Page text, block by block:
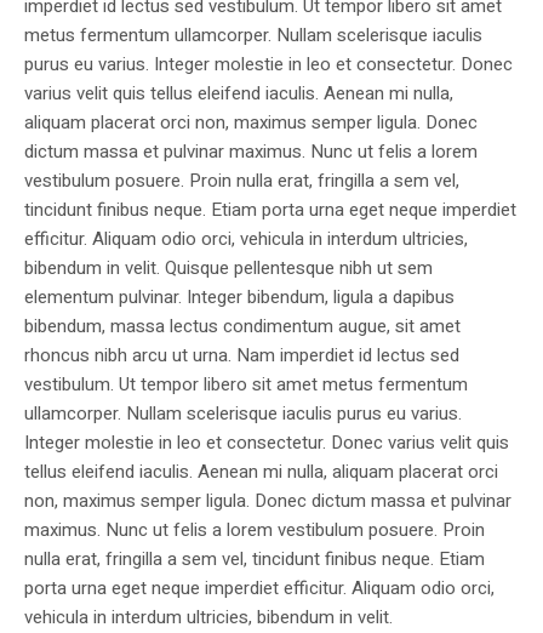
imperdiet id lectus sed vestibulum. Ut tempor libero sit amet
metus fermentum ullamcorper. Nullam scelerisque iaculis
purus eu varius. Integer molestie in leo et consectetur. Donec
varius velit quis tellus eleifend iaculis. Aenean mi nulla,
aliquam placerat orci non, maximus semper ligula. Donec
dictum massa et pulvinar maximus. Nunc ut felis a lorem
vestibulum posuere. Proin nulla erat, fringilla a sem vel,
tincidunt finibus neque. Etiam porta urna eget neque imperdiet
efficitur. Aliquam odio orci, vehicula in interdum ultricies,
bibendum in velit. Quisque pellentesque nibh ut sem
elementum pulvinar. Integer bibendum, ligula a dapibus
bibendum, massa lectus condimentum augue, sit amet
rhoncus nibh arcu ut urna. Nam imperdiet id lectus sed
vestibulum. Ut tempor libero sit amet metus fermentum
ullamcorper. Nullam scelerisque iaculis purus eu varius.
Integer molestie in leo et consectetur. Donec varius velit quis
tellus eleifend iaculis. Aenean mi nulla, aliquam placerat orci
non, maximus semper ligula. Donec dictum massa et pulvinar
maximus. Nunc ut felis a lorem vestibulum posuere. Proin
nulla erat, fringilla a sem vel, tincidunt finibus neque. Etiam
porta urna eget neque imperdiet efficitur. Aliquam odio orci,
vehicula in interdum ultricies, bibendum in velit.